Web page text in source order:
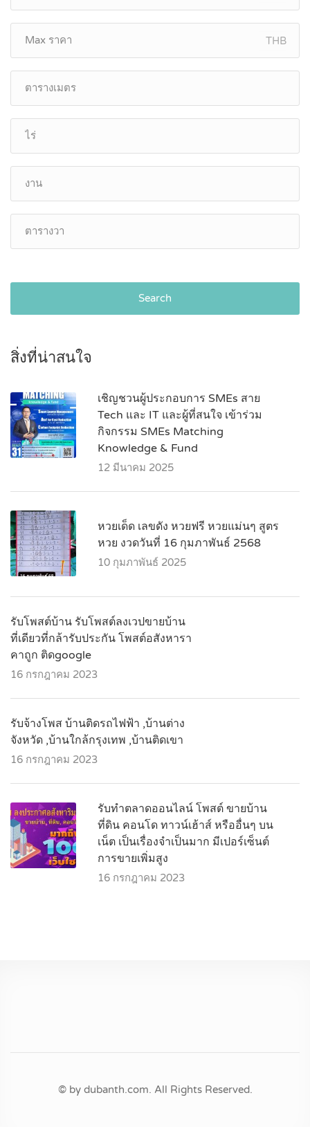
THB
Search
สิ่งที่น่าสนใจ
เชิญชวนผู้ประกอบการ SMEs สาย
Tech และ IT และผู้ที่สนใจ เข้าร่วม
กิจกรรม SMEs Matching
Knowledge & Fund
12 มีนาคม 2025
หวยเด็ด เลขดัง หวยฟรี หวยแม่นๆ สูตร
หวย งวดวันที่ 16 กุมภาพันธ์ 2568
10 กุมภาพันธ์ 2025
รับโพสต์บ้าน รับโพสต์ลงเวปขายบ้าน
ที่เดียวที่กล้ารับประกัน โพสต์อสังหารา
คาถูก ติดgoogle
16 กรกฎาคม 2023
รับจ้างโพส บ้านติดรถไฟฟ้า ,บ้านต่าง
จังหวัด ,บ้านใกล้กรุงเทพ ,บ้านติดเขา
16 กรกฎาคม 2023
รับทำตลาดออนไลน์ โพสต์ ขายบ้าน
ที่ดิน คอนโด ทาวน์เฮ้าส์ หรืออื่นๆ บน
เน็ต เป็นเรื่องจำเป็นมาก มีเปอร์เซ็นต์
การขายเพิ่มสูง
16 กรกฎาคม 2023
© by dubanth.com. All Rights Reserved.